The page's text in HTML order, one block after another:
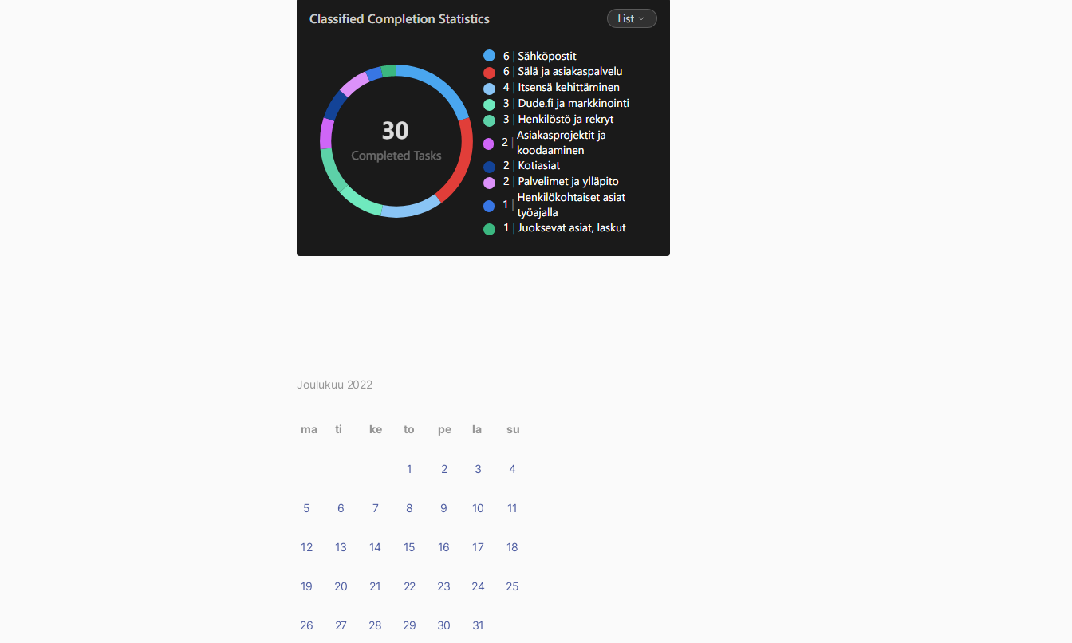
Kirjoitukset
kalenterissa
Joulukuu 2022
ma ti ke to pe la su
1 2 3 4
5 6 7 8 9 10 11
12 13 14 15 16 17 18
19 20 21 22 23 24 25
26 27 28 29 30 31